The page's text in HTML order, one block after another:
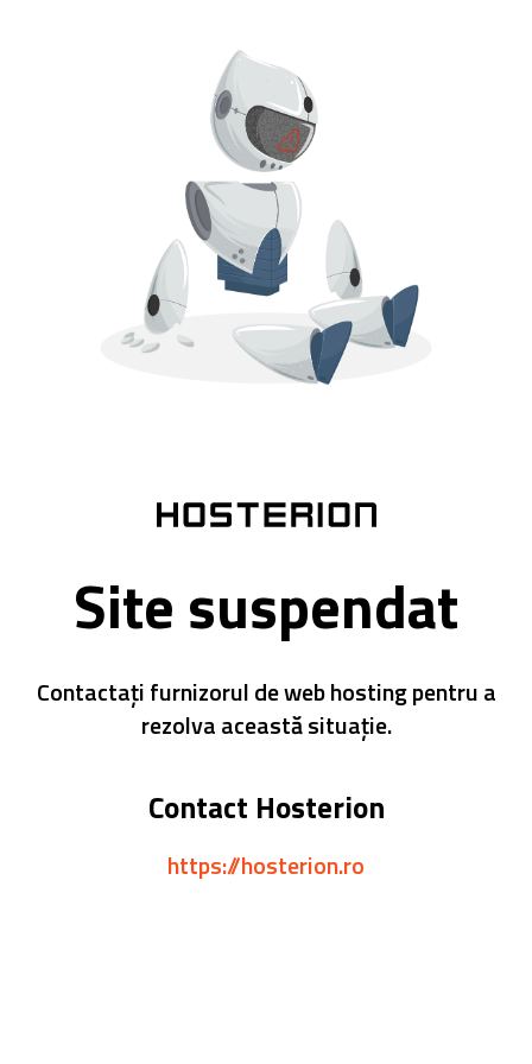
Site suspendat
Contactați furnizorul de web hosting pentru a
rezolva această situație.
Contact Hosterion
https://hosterion.ro